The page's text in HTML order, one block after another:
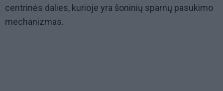
centrinės dalies, kurioje yra šoninių sparnų pasukimo
mechanizmas.